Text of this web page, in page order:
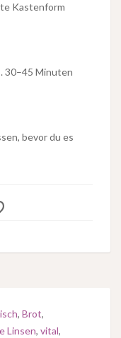
Kastenform
30–45 Minuten
bevor du es
, Brot,
Linsen, vital,